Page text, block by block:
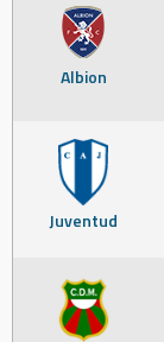
Albion
Juventud